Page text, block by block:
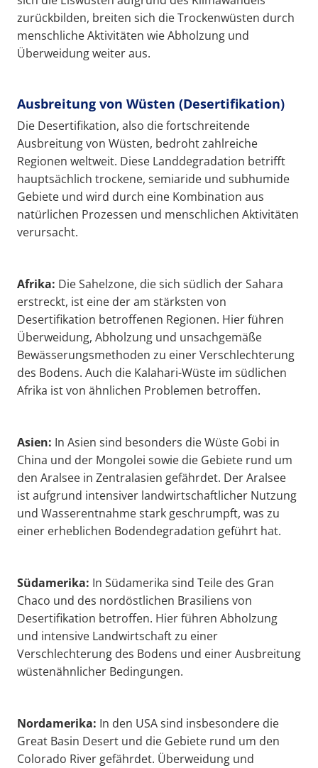
zurückbilden, breiten sich die Trockenwüsten durch
menschliche Aktivitäten wie Abholzung und
Überweidung weiter aus.
Ausbreitung von Wüsten (Desertifikation)
Die Desertifikation, also die fortschreitende
Ausbreitung von Wüsten, bedroht zahlreiche
Regionen weltweit. Diese Landdegradation betrifft
hauptsächlich trockene, semiaride und subhumide
Gebiete und wird durch eine Kombination aus
natürlichen Prozessen und menschlichen Aktivitäten
verursacht.
Afrika: Die Sahelzone, die sich südlich der Sahara
erstreckt, ist eine der am stärksten von
Desertifikation betroffenen Regionen. Hier führen
Überweidung, Abholzung und unsachgemäße
Bewässerungsmethoden zu einer Verschlechterung
des Bodens. Auch die Kalahari-Wüste im südlichen
Afrika ist von ähnlichen Problemen betroffen.
Asien: In Asien sind besonders die Wüste Gobi in
China und der Mongolei sowie die Gebiete rund um
den Aralsee in Zentralasien gefährdet. Der Aralsee
ist aufgrund intensiver landwirtschaftlicher Nutzung
und Wasserentnahme stark geschrumpft, was zu
einer erheblichen Bodendegradation geführt hat.
Südamerika: In Südamerika sind Teile des Gran
Chaco und des nordöstlichen Brasiliens von
Desertifikation betroffen. Hier führen Abholzung
und intensive Landwirtschaft zu einer
Verschlechterung des Bodens und einer Ausbreitung
wüstenähnlicher Bedingungen.
Nordamerika: In den USA sind insbesondere die
Great Basin Desert und die Gebiete rund um den
Colorado River gefährdet. Überweidung und